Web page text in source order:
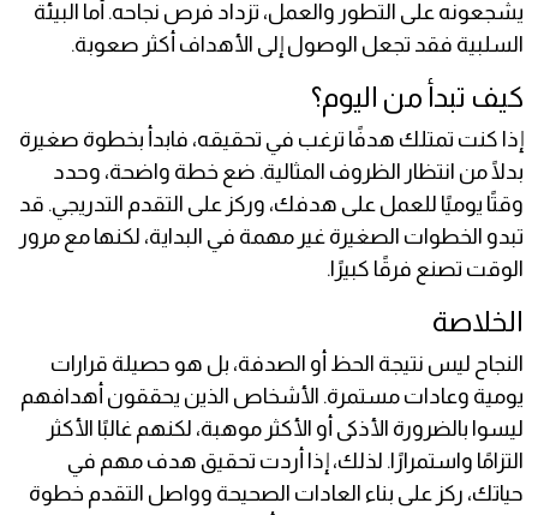
يشجعونه على التطور والعمل، تزداد فرص نجاحه. أما البيئة
السلبية فقد تجعل الوصول إلى الأهداف أكثر صعوبة.
كيف تبدأ من اليوم؟
إذا كنت تمتلك هدفًا ترغب في تحقيقه، فابدأ بخطوة صغيرة
بدلًا من انتظار الظروف المثالية. ضع خطة واضحة، وحدد
وقتًا يوميًا للعمل على هدفك، وركز على التقدم التدريجي. قد
تبدو الخطوات الصغيرة غير مهمة في البداية، لكنها مع مرور
الوقت تصنع فرقًا كبيرًا.
الخلاصة
النجاح ليس نتيجة الحظ أو الصدفة، بل هو حصيلة قرارات
يومية وعادات مستمرة. الأشخاص الذين يحققون أهدافهم
ليسوا بالضرورة الأذكى أو الأكثر موهبة، لكنهم غالبًا الأكثر
التزامًا واستمرارًا. لذلك، إذا أردت تحقيق هدف مهم في
حياتك، ركز على بناء العادات الصحيحة وواصل التقدم خطوة